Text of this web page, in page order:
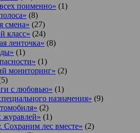
поименно» (1)
(8)
смена» (27)
класс» (24)
ленточка» (8)
(1)
(1)
мониторинг» (2)
с любовью» (1)
назначения» (9)
(2)
журавлей» (1)
Сохраним лес вместе» (2)